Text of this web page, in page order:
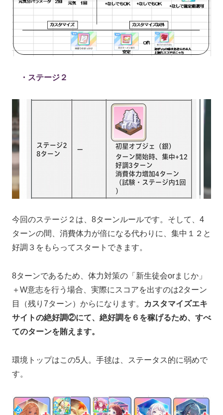
・ステージ２
今回のステージ２は、8ターンルールです。そして、4
ターンの間、消費体力が倍になる代わりに、集中１２と
好調３をもらってスタートできます。
8ターンであるため、体力対策の「新生徒会orまじか」
＋W意志を行う場合、実際にスコアを出すのは2ターン
目（残り7ターン）からになります。
カスタマイズエキ
サイトの絶好調②にて、絶好調を６を稼げるため、すべ
てのターンを賄えます。
環境トップはこの5人。手毬は、ステータス的に弱めで
す。